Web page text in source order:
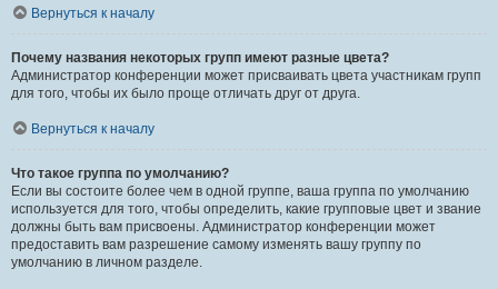
Вернуться к началу
Почему названия некоторых групп имеют разные цвета?
Администратор конференции может присваивать цвета участникам групп
для того, чтобы их было проще отличать друг от друга.
Вернуться к началу
Что такое группа по умолчанию?
Если вы состоите более чем в одной группе, ваша группа по умолчанию
используется для того, чтобы определить, какие групповые цвет и звание
должны быть вам присвоены. Администратор конференции может
предоставить вам разрешение самому изменять вашу группу по
умолчанию в личном разделе.